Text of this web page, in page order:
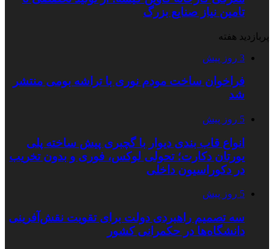
تامین نیاز صنایع بزرگ
پربازدید هفته
3 روز پیش
فراخوان ساخت مودم نوری با تراشه بومی منتشر
شد
5 روز پیش
انواع قاب بندی دیوار با گچبری پیش ساخته پلی
یورتان دکارت؛ تحولی لوکس، فوری و بدون تخریب
در دکوراسیون داخلی
5 روز پیش
سه تصمیم راهبردی دولت برای تقویت نقش‌آفرینی
دانشگاه‌ها در حکمرانی کشور